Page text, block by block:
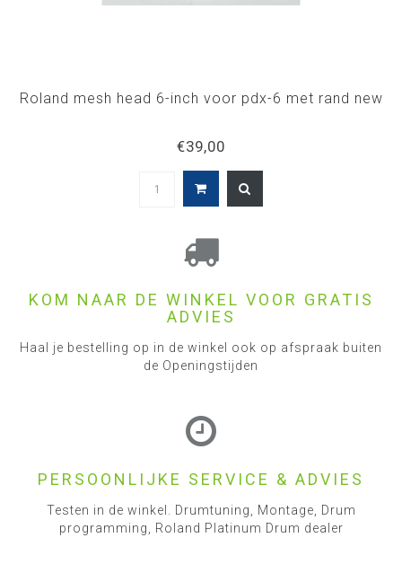
Roland mesh head 6-inch voor pdx-6 met rand new
€39,00
KOM NAAR DE WINKEL VOOR GRATIS
ADVIES
Haal je bestelling op in de winkel ook op afspraak buiten
de Openingstijden
PERSOONLIJKE SERVICE & ADVIES
Testen in de winkel. Drumtuning, Montage, Drum
programming, Roland Platinum Drum dealer